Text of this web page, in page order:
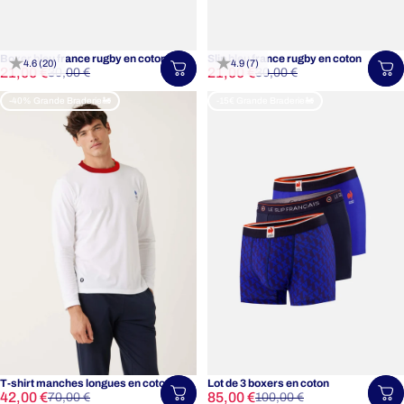
4.6 (20)
Choisir une taille
Boxer bleu france rugby en coton
Prix promotionnel
21,00 €
Prix habituel
30,00 €
4.9 (7)
Slip bleu france rugby en coton
Prix promotionnel
21,00 €
Prix habituel
30,00 €
-40% Grande Braderie🚂
Choisir une taille
T-shirt manches longues en coton
Prix promotionnel
42,00 €
Prix habituel
70,00 €
Lot de 3 boxers en coton
Prix promotionnel
85,00 €
Prix habituel
100,00 €